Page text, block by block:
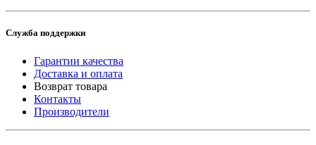
Служба поддержки
Гарантии качества
Доставка и оплата
Возврат товара
Контакты
Производители